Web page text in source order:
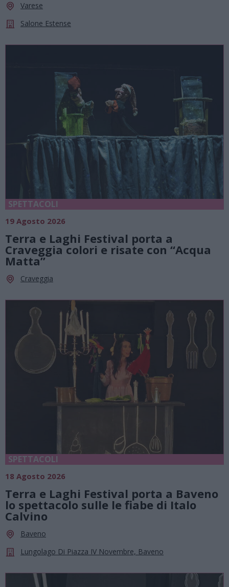
Varese
Salone Estense
SPETTACOLI
19 Agosto 2026
Terra e Laghi Festival porta a
Craveggia colori e risate con “Acqua
Matta”
Craveggia
SPETTACOLI
18 Agosto 2026
Terra e Laghi Festival porta a Baveno
lo spettacolo sulle le fiabe di Italo
Calvino
Baveno
Lungolago Di Piazza IV Novembre, Baveno